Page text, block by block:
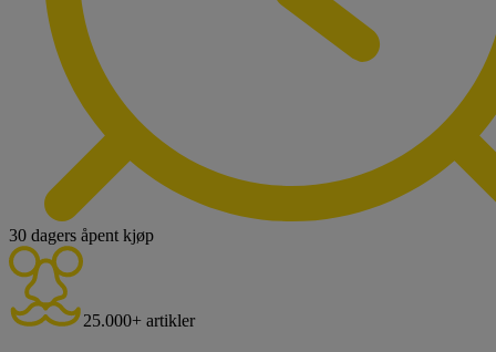
30 dagers åpent kjøp
25.000+ artikler